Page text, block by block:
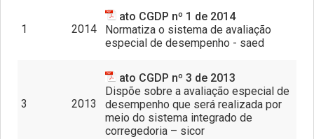
1 2014
ato CGDP nº 1 de 2014
Normatiza o sistema de avaliação
especial de desempenho - saed
3 2013
ato CGDP nº 3 de 2013
Dispõe sobre a avaliação especial de
desempenho que será realizada por
meio do sistema integrado de
corregedoria – sicor